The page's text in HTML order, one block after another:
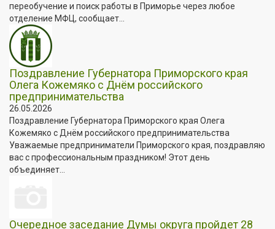
переобучение и поиск работы в Приморье через любое
отделение МФЦ, сообщает...
Поздравление Губернатора Приморского края
Олега Кожемяко с Днём российского
предпринимательства
26.05.2026
Поздравление Губернатора Приморского края Олега
Кожемяко с Днём российского предпринимательства
Уважаемые предприниматели Приморского края, поздравляю
вас с профессиональным праздником! Этот день
объединяет...
Очередное заседание Думы округа пройдет 28